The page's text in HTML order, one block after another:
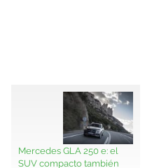
Mercedes GLA 250 e: el
SUV compacto también